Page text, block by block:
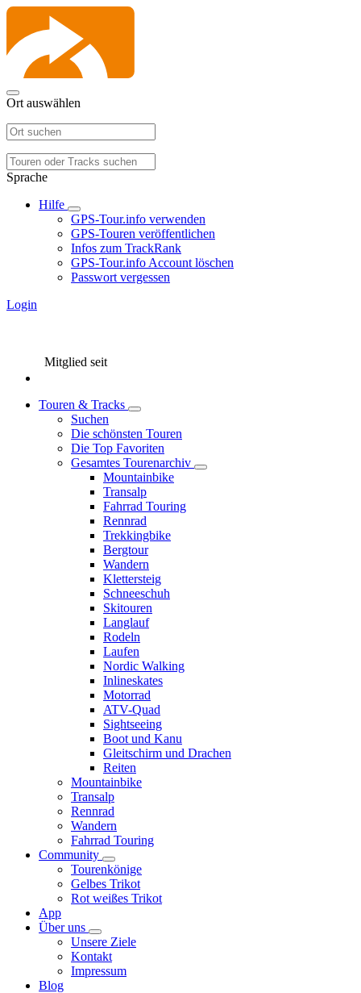
Ort auswählen
Sprache
Hilfe
GPS-Tour.info verwenden
GPS-Touren veröffentlichen
Infos zum TrackRank
GPS-Tour.info Account löschen
Passwort vergessen
Login
Mitglied seit
Touren & Tracks
Suchen
Die schönsten Touren
Die Top Favoriten
Gesamtes Tourenarchiv
Mountainbike
Transalp
Fahrrad Touring
Rennrad
Trekkingbike
Bergtour
Wandern
Klettersteig
Schneeschuh
Skitouren
Langlauf
Rodeln
Laufen
Nordic Walking
Inlineskates
Motorrad
ATV-Quad
Sightseeing
Boot und Kanu
Gleitschirm und Drachen
Reiten
Mountainbike
Transalp
Rennrad
Wandern
Fahrrad Touring
Community
Tourenkönige
Gelbes Trikot
Rot weißes Trikot
App
Über uns
Unsere Ziele
Kontakt
Impressum
Blog